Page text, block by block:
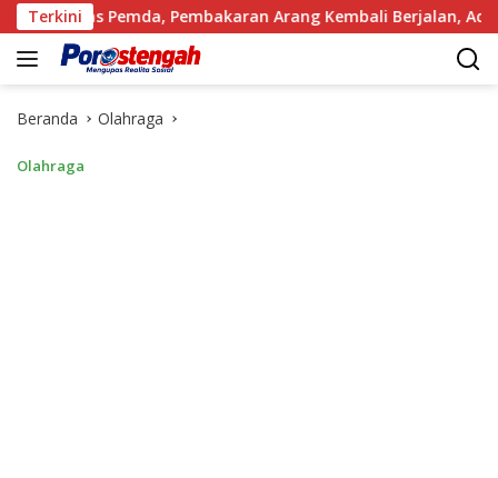
Langsung
ke
konten
Terkini
Pemda, Pembakaran Arang Kembali Berjalan, Ada Apa
Beranda Olahraga
Olahraga